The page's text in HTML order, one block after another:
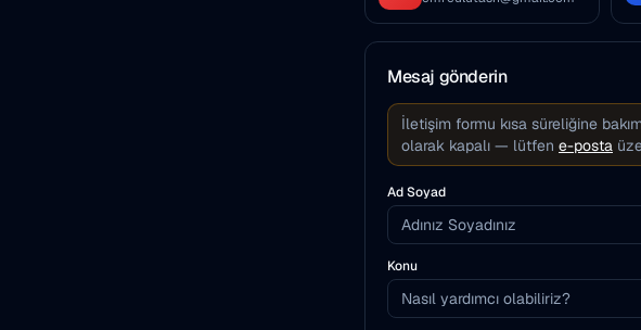
Mesaj gönderin
İletişim formu kısa süreliğine
olarak kapalı — lütfen e-posta
Ad Soyad
Konu